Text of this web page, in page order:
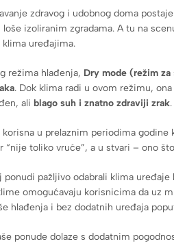
zdravog i udobnog doma
izoliranim zgradama. A tu na
klima uređajima.
režima hlađenja, Dry mode (režim za
. Dok klima radi u ovom režimu,
ali blago suh i znatno zdraviji zrak.
u prelaznim periodima
toliko vruće”, a u stvari – ono
ponudi pažljivo odabrali klima uređaje
omogućavaju korisnicima da uz
hlađenja i bez dodatnih uređaja
ponude dolaze s dodatnim